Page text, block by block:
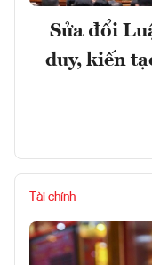
Sửa đổi
duy, kiến
Tài chính